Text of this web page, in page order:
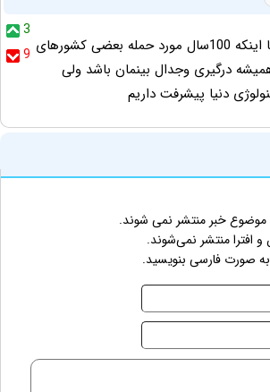
3
9 والله ما کشور ایران با اینکه 100سال مورد حمله بعضی کشورهای
درگیری وجدال بینمان باشد ولی
دنیا پیشرفت داریم
موضوع خبر منتشر نمی شوند.
افترا منتشر نمی‌شوند.
صورت فارسی بنویسید.